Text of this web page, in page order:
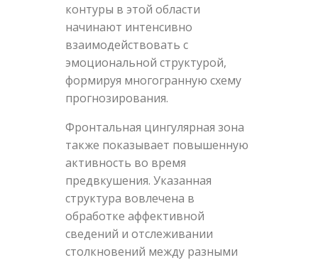
контуры в этой области
начинают интенсивно
взаимодействовать с
эмоциональной структурой,
формируя многогранную схему
прогнозирования.
Фронтальная цингулярная зона
также показывает повышенную
активность во время
предвкушения. Указанная
структура вовлечена в
обработке аффективной
сведений и отслеживании
столкновений между разными